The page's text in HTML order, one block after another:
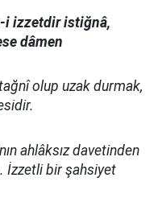
i izzetdir istiğnâ,
dâmen
olup uzak durmak,
ahlâksız davetinden
İzzetli bir şahsiyet